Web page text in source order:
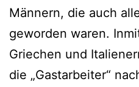
Männern, die auch
geworden waren.
Griechen und
die „Gastarbeiter“